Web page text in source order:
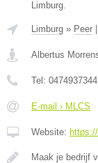
Limburg.
Limburg » Peer |
Albertus
Tel: 0474937344
E-mail › MLCS
Website:
Maak je bedrijf